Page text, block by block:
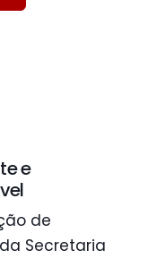
e
de
Secretaria